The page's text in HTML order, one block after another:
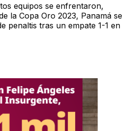
equipos se enfrentaron,
la Copa Oro 2023, Panamá se
penaltis tras un empate 1-1 en